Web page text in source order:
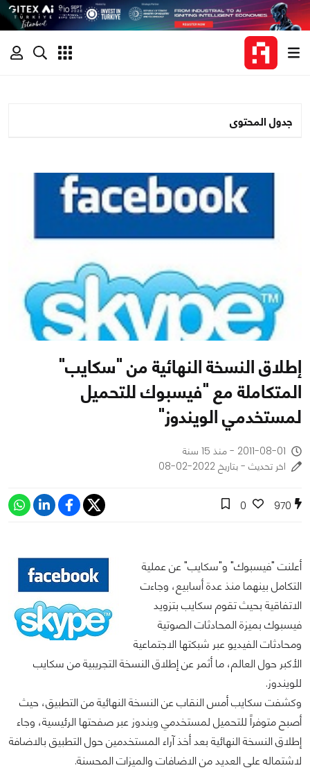
جدول المحتوى
إطلاق النسخة النهائية من "سكايب"
المتكاملة مع "فيسبوك للتحميل
لمستخدمي الويندوز"
2011-08-01 - منذ 15 سنة
اخر تحديث - بتاريخ 2022-02-08
970
0
أعلنت "فيسبوك" و"سكايب" عن عملية
التكامل بينهما منذ عدة أسابيع، وجاءت
الاتفاقية بحيث تقوم سكايب بتزويد
فيسبوك بميزة المحادثات الصوتية
ومحادثات الفيديو عبر شبكتها الاجتماعية
الأكبر حول العالم، ما أثمر عن إطلاق النسخة التجريبية من سكايب
للويندوز.
وكشفت سكايب أمس النقاب عن النسخة النهائية من التطبيق، حيث
أصبح متوفراً للتحميل لمستخدمي ويندوز عبر صفحتها الرئيسية، وجاء
إطلاق النسخة النهائية بعد أخذ آراء المستخدمين حول التطبيق بالاضافة
لاشتماله على العديد من الاضافات والميزات المحسنة.